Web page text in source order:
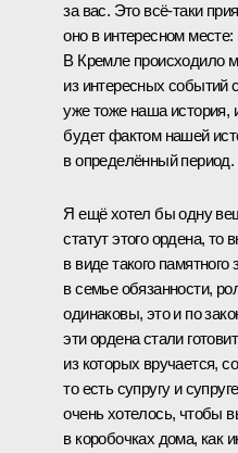
за вас. Это всё‑таки
оно в интересном
В Кремле происходило
из интересных событий
уже тоже наша история,
будет фактом нашей
в определённый период.
Я ещё хотел бы одну
статут этого ордена, то
в виде такого
в семье обязанности,
одинаковы, это и по
эти ордена стали
из которых вручается,
то есть супругу и
очень хотелось, чтобы
в коробочках дома, как